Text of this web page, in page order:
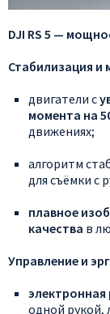
DJI RS 5 —
Стабилизация и
двигатели с
момента на
движениях;
алгоритм
для съёмки с
плавное
качества в
Управление и
электронная
одной рукой,